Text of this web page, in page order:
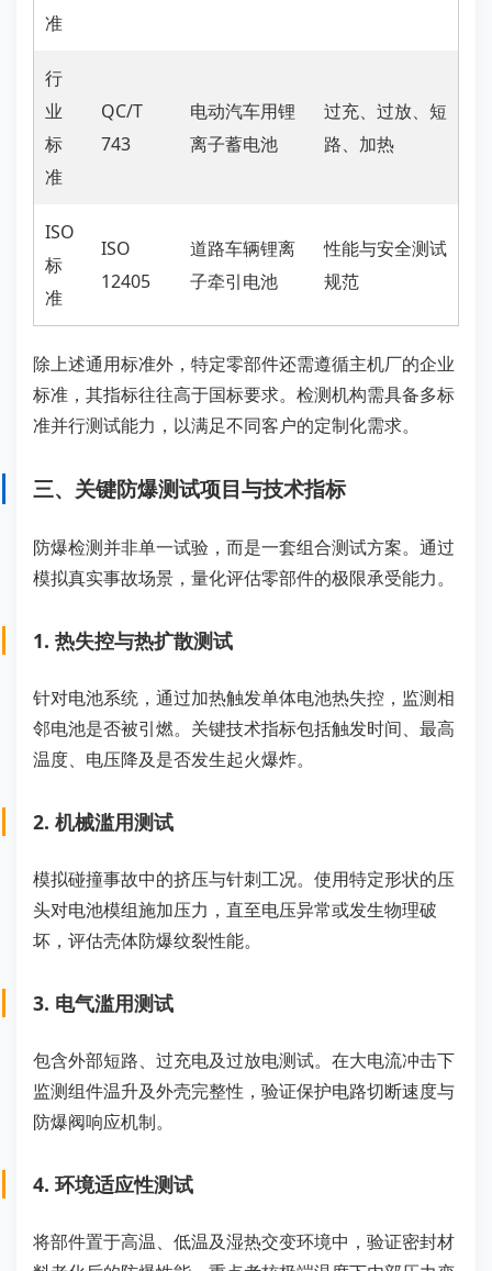
准
行
业
标
准
QC/T
743
电动汽车用锂
离子蓄电池
过充、过放、短
路、加热
ISO
标
准
ISO
12405
道路车辆锂离
子牵引电池
性能与安全测试
规范
除上述通用标准外，特定零部件还需遵循主机厂的企业
标准，其指标往往高于国标要求。检测机构需具备多标
准并行测试能力，以满足不同客户的定制化需求。
三、关键防爆测试项目与技术指标
防爆检测并非单一试验，而是一套组合测试方案。通过
模拟真实事故场景，量化评估零部件的极限承受能力。
1. 热失控与热扩散测试
针对电池系统，通过加热触发单体电池热失控，监测相
邻电池是否被引燃。关键技术指标包括触发时间、最高
温度、电压降及是否发生起火爆炸。
2. 机械滥用测试
模拟碰撞事故中的挤压与针刺工况。使用特定形状的压
头对电池模组施加压力，直至电压异常或发生物理破
坏，评估壳体防爆纹裂性能。
3. 电气滥用测试
包含外部短路、过充电及过放电测试。在大电流冲击下
监测组件温升及外壳完整性，验证保护电路切断速度与
防爆阀响应机制。
4. 环境适应性测试
将部件置于高温、低温及湿热交变环境中，验证密封材